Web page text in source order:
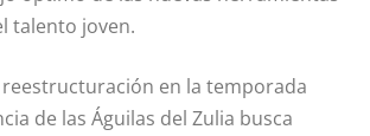
talento joven.
en la temporada
de las Águilas del Zulia busca